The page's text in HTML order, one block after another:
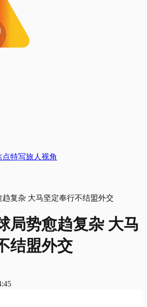
点特写旅人视角
局势愈趋复杂 大马
结盟外交